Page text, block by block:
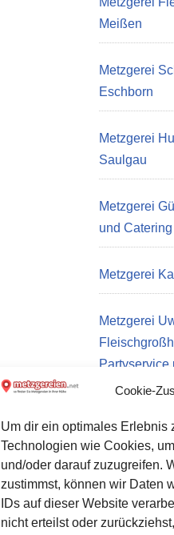
Cookie-
Um dir ein optimales Erlebnis
Technologien wie Cookies,
und/oder darauf zuzugreifen.
zustimmst, können wir Daten
IDs auf dieser Website
nicht erteilst oder
Meißen
Metzgerei
Eschborn
Metzgerei
Saulgau
Metzgerei
und
Metzgerei
Metzgerei
Partyservice
Datenschutz
Kontakt zu
Impressum
Cookie-